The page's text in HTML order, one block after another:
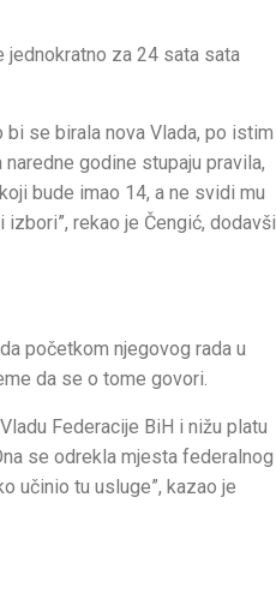
jednokratno za 24 sata sata
bi se birala nova Vlada, po istim
godine stupaju pravila,
bude imao 14, a ne svidi mu
rekao je Čengić, dodavši
početkom njegovog rada u
da se o tome govori.
Federacije BiH i nižu platu
se odrekla mjesta federalnog
učinio tu usluge”, kazao je